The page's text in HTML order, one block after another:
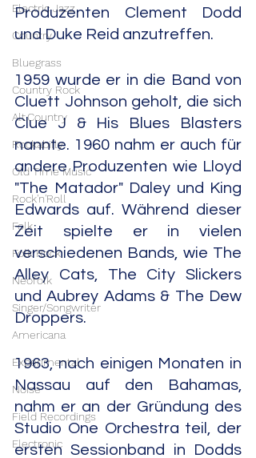
Electric Jazz
Country
Bluegrass
Country Rock
Alt.Country
Rockabilly
Old Time Music
Rock'n'Roll
Folk
Folk Rock
Neofolk
Singer/Songwriter
Americana
Experimental
Noise
Field Recordings
Electronic
Produzenten Clement Dodd
und Duke Reid anzutreffen.
1959 wurde er in die Band von
Cluett Johnson geholt, die sich
Clue J & His Blues Blasters
nannte. 1960 nahm er auch für
andere Produzenten wie Lloyd
"The Matador" Daley und King
Edwards auf. Während dieser
Zeit spielte er in vielen
verschiedenen Bands, wie The
Alley Cats, The City Slickers
und Aubrey Adams & The Dew
Droppers.
1963, nach einigen Monaten in
Nassau auf den Bahamas,
nahm er an der Gründung des
Studio One Orchestra teil, der
ersten Sessionband in Dodds